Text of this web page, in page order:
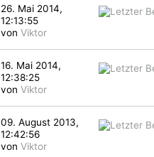
26. Mai 2014,
12:13:55
von Viktor
16. Mai 2014,
12:38:25
von Viktor
09. August 2013,
12:42:56
von Viktor